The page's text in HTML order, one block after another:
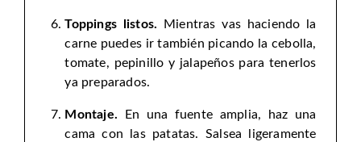
Toppings listos. Mientras vas haciendo la
carne puedes ir también picando la cebolla,
tomate, pepinillo y jalapeños para tenerlos
ya preparados.
Montaje. En una fuente amplia, haz una
cama con las patatas. Salsea ligeramente